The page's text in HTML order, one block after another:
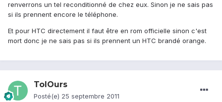
renverrons un tel reconditionné de chez eux. Sinon je ne sais pas
si ils prennent encore le téléphone.
Et pour HTC directement il faut être en rom officielle sinon c'est
mort donc je ne sais pas si ils prennent un HTC brandé orange.
TolOurs
Posté(e) 25 septembre 2011